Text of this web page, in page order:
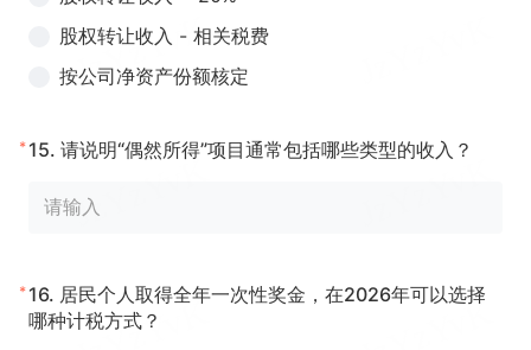
股权转让收入 - 相关税费
按公司净资产份额核定
* 15. 请说明“偶然所得”项目通常包括哪些类型的收入？
* 16. 居民个人取得全年一次性奖金，在2026年可以选择
哪种计税方式？